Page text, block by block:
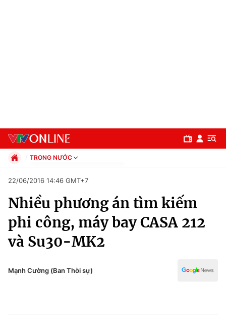
Chuyên mục
Chính trị
TRONG NƯỚC
Xã hội
Pháp luật
Kinh tế
Thể thao
Truyền hình
Văn hóa - Giải trí
Đời sống
22/06/2016 14:46 GMT+7
Nhiều phương án tìm kiếm
phi công, máy bay CASA 212
và Su30-MK2
Mạnh Cường (Ban Thời sự)